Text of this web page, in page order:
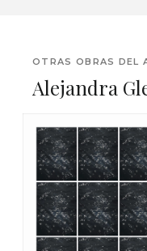
OTRAS OBRAS DEL
Alejandra